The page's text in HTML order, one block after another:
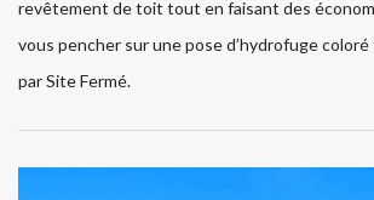
revêtement de toit tout en faisant des
vous pencher sur une pose d’hydrofuge
par Site Fermé.